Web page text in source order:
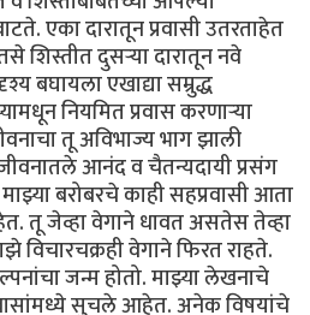
एका दारातून प्रवासी उतरताहेत
शिस्तीत दुसऱ्या दारातून नवे
बघायला एखाद्या सम्रुद्ध
नियमित प्रवास करणाऱ्या
तू अविभाज्य भाग झाली
आनंद व चैतन्यदायी प्रसंग
बरोबरचे काही सहप्रवासी आता
तू जेव्हा वेगाने धावत असतेस तेव्हा
विचारचक्रही वेगाने फिरत राहते.
जन्म होतो. माझ्या लेखनाचे
सुचले आहेत. अनेक विषयांचे